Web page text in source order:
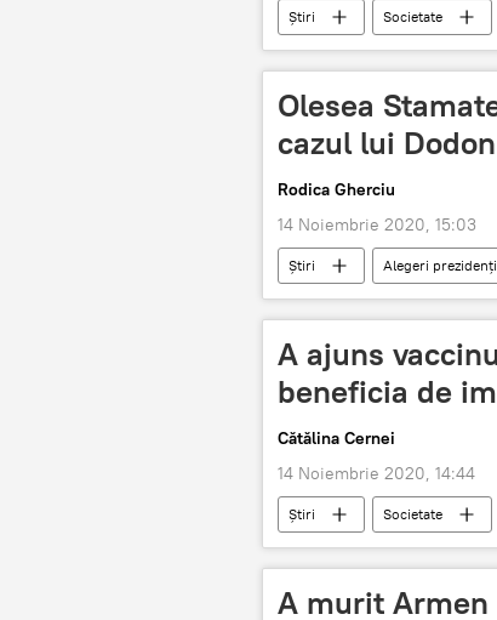
Știri Societate
alegeri
scrutin
Olesea
cazul lui Dodon
Rodica Gherciu
14 Noiembrie 2020, 15:03
Știri Alegeri
ALEGERI PREZIDENȚIALE 2020
A ajuns
beneficia de
Cătălina Cernei
14 Noiembrie 2020, 14:44
Știri Societate
vaccin antigripal
A murit Armen